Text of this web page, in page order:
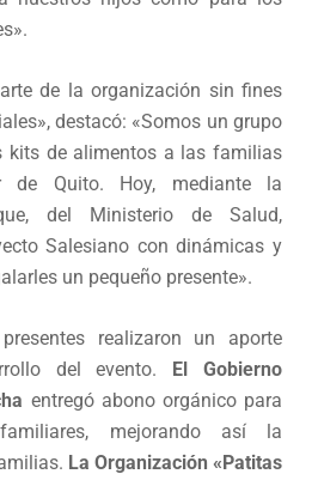
de la organización sin fines
destacó: «Somos un grupo
kits de alimentos a las familias
de Quito. Hoy, mediante la
del Ministerio de Salud,
Salesiano con dinámicas y
un pequeño presente».
realizaron un aporte
del evento. El Gobierno
entregó abono orgánico para
mejorando así la
La Organización «Patitas